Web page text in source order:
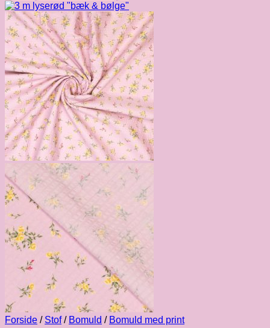
Forside / Stof / Bomuld / Bomuld med print